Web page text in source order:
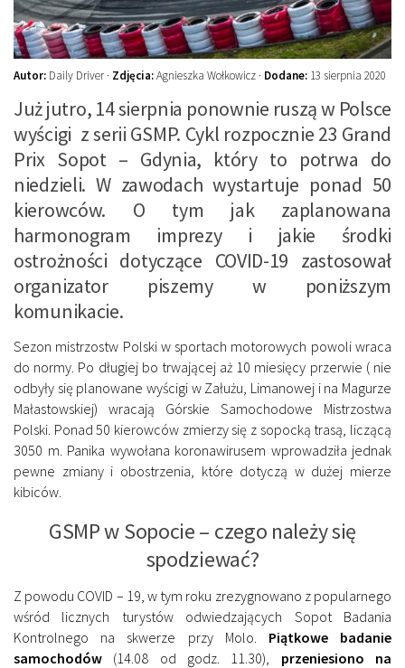
Autor: Daily Driver · Zdjęcia:Agnieszka Wołkowicz · Dodane: 13 sierpnia 2020
Już jutro, 14 sierpnia ponownie ruszą w Polsce
wyścigi z serii GSMP. Cykl rozpocznie 23 Grand
Prix Sopot – Gdynia, który to potrwa do
niedzieli. W zawodach wystartuje ponad 50
kierowców. O tym jak zaplanowana
harmonogram imprezy i jakie środki
ostrożności dotyczące COVID-19 zastosował
organizator piszemy w poniższym
komunikacie.
Sezon mistrzostw Polski w sportach motorowych powoli wraca
do normy. Po długiej bo trwającej aż 10 miesięcy przerwie ( nie
odbyły się planowane wyścigi w Załużu, Limanowej i na Magurze
Małastowskiej) wracają Górskie Samochodowe Mistrzostwa
Polski. Ponad 50 kierowców zmierzy się z sopocką trasą, liczącą
3050 m. Panika wywołana koronawirusem wprowadziła jednak
pewne zmiany i obostrzenia, które dotyczą w dużej mierze
kibiców.
GSMP w Sopocie – czego należy się
spodziewać?
Z powodu COVID – 19, w tym roku zrezygnowano z popularnego
wśród licznych turystów odwiedzających Sopot Badania
Kontrolnego na skwerze przy Molo. Piątkowe badanie
samochodów (14.08 od godz. 11.30), przeniesiono na